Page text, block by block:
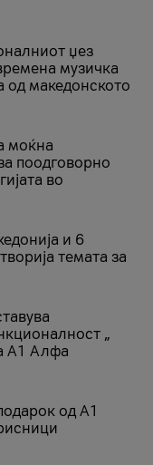
џез
музичка
од македонското
моќна
поодговорно
во
и 6
темата за
„
А1 Алфа
од А1